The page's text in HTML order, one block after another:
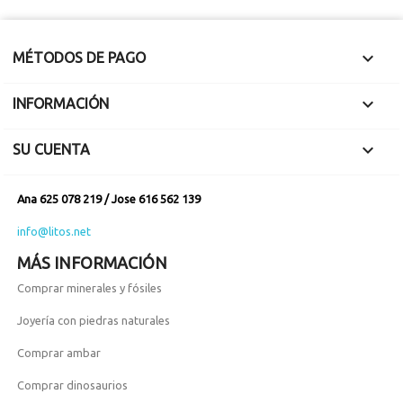
MÉTODOS DE PAGO 
INFORMACIÓN 
SU CUENTA 
Ana 625 078 219 / Jose 616 562 139
info@litos.net
MÁS INFORMACIÓN
Comprar minerales y fósiles
Joyería con piedras naturales
Comprar ambar
Comprar dinosaurios